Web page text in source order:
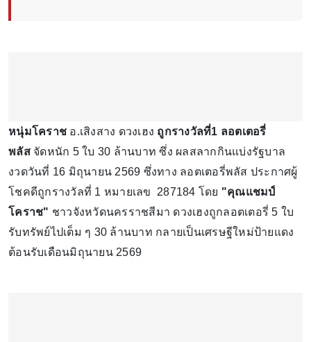
หนุ่มโคราช อ.เสิงสาง ดวงเฮง ถูกรางวัลที่1 ลอตเตอรี่
พลัสจัดหนัก 5 ใบ 30 ล้านบาท ซึ่ง ผลสลากกินแบ่งรัฐบาล
งวดวันที่ 16 มิถุนายน 2569 ซึ่งทาง ลอตเตอรี่พลัส ประกาศผู้
โชคดีถูกรางวัลที่ 1 หมายเลข 287184 โดย "คุณแชมป์
โคราช" ชาวจังหวัดนครราชสีมา ดวงเฮงถูกลอตเตอรี่ 5 ใบ
รับทรัพย์ไปเต็ม ๆ 30 ล้านบาท กลายเป็นเศรษฐีใหม่ป้ายแดง
ต้อนรับเดือนมิถุนายน 2569